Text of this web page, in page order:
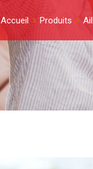
Accueil Produits